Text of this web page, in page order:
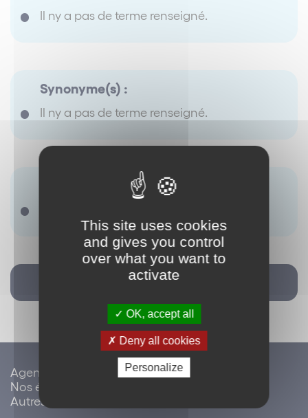
Il ny a pas de terme renseigné.
Synonyme(s) :
Il ny a pas de terme renseigné.
Retour
Agenda / évènements
Nos événements
Autres événements
This site uses cookies
and gives you control
over what you want to
activate
OK, accept all
Deny all cookies
Personalize